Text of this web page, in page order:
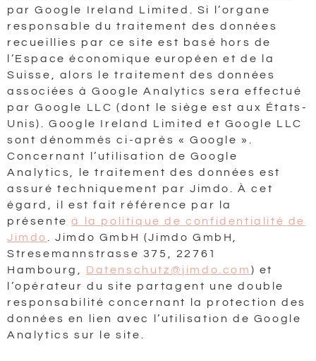
par Google Ireland Limited. Si l’organe
responsable du traitement des données
recueillies par ce site est basé hors de
l’Espace économique européen et de la
Suisse, alors le traitement des données
associées à Google Analytics sera effectué
par Google LLC (dont le siège est aux États-
Unis). Google Ireland Limited et Google LLC
sont dénommés ci-après « Google ».
Concernant l’utilisation de Google
Analytics, le traitement des données est
assuré techniquement par Jimdo. À cet
égard, il est fait référence par la
présenteà la politique de confidentialité de
Jimdo
. Jimdo GmbH (Jimdo GmbH,
Stresemannstrasse 375, 22761
Hambourg, Datenschutz@jimdo.com ) et
l’opérateur du site partagent une double
responsabilité concernant la protection des
données en lien avec l’utilisation de Google
Analytics sur le site.